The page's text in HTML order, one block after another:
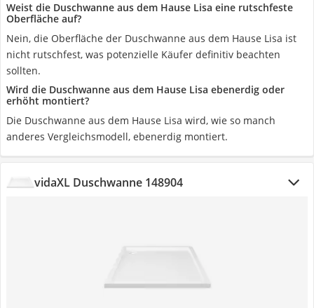
Weist die Duschwanne aus dem Hause Lisa eine rutschfeste
Oberfläche auf?
Nein, die Oberfläche der Duschwanne aus dem Hause Lisa ist
nicht rutschfest, was potenzielle Käufer definitiv beachten
sollten.
Wird die Duschwanne aus dem Hause Lisa ebenerdig oder
erhöht montiert?
Die Duschwanne aus dem Hause Lisa wird, wie so manch
anderes Vergleichsmodell, ebenerdig montiert.
vidaXL Duschwanne 148904